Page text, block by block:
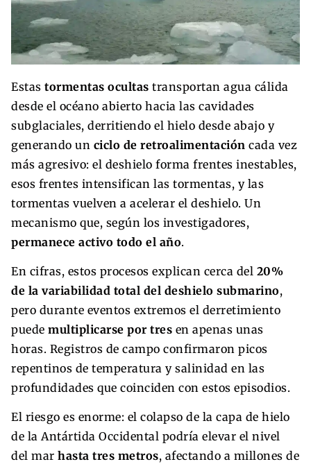
Estas tormentas ocultas transportan agua cálida
desde el océano abierto hacia las cavidades
subglaciales, derritiendo el hielo desde abajo y
generando un ciclo de retroalimentación cada vez
más agresivo: el deshielo forma frentes inestables,
esos frentes intensifican las tormentas, y las
tormentas vuelven a acelerar el deshielo. Un
mecanismo que, según los investigadores,
permanece activo todo el año.
En cifras, estos procesos explican cerca del 20%
de la variabilidad total del deshielo submarino,
pero durante eventos extremos el derretimiento
puede multiplicarse por tres en apenas unas
horas. Registros de campo confirmaron picos
repentinos de temperatura y salinidad en las
profundidades que coinciden con estos episodios.
El riesgo es enorme: el colapso de la capa de hielo
de la Antártida Occidental podría elevar el nivel
del mar hasta tres metros, afectando a millones de